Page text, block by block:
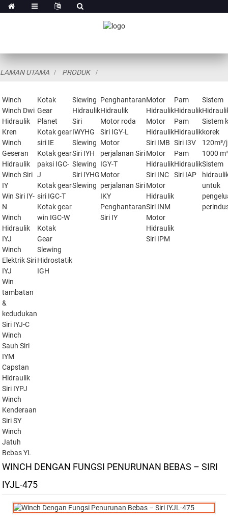
LAMAN UTAMA PRODUK
Winch
Winch Dwi
Hidraulik
Kren
Winch
Geseran
Hidraulik
Winch Siri
IY
Win Siri IY-
N
Winch
Hidraulik
IYJ
Winch
Elektrik Siri
IYJ
Win
tambatan
&
kedudukan
Siri IYJ-C
Winch
Sauh Siri
IYM
Capstan
Hidraulik
Siri IYPJ
Winch
Kenderaan
Siri SY
Winch
Jatuh
Bebas YL
Kotak
Gear
Planet
Kotak gear
siri IE
Kotak gear
paksi IGC-
J
Kotak gear
siri IGC-T
Kotak gear
win IGC-W
Kotak
Gear
Slewing
Hidrostatik
IGH
Slewing
Hidraulik
Siri
IWYHG
Slewing
Siri IYH
Slewing
Siri IYHG
Slewing
Penghantaran
Hidraulik
Motor roda
Siri IGY-L
Motor
perjalanan Siri
IGY-T
Motor
perjalanan Siri
IKY
Penghantaran
Siri IY
Motor
Hidraulik
Motor
Hidraulik
Siri IMB
Motor
Hidraulik
Siri INC
Motor
Hidraulik
Siri INM
Motor
Hidraulik
Siri IPM
Pam
Hidraulik
Pam
Hidraulik
Siri I3V
Pam
Hidraulik
Siri IAP
Sistem
Sistem
korek
120m³/
1000
Sistem
untuk
WINCH DENGAN FUNGSI PENURUNAN BEBAS – SIRI
IYJL-475